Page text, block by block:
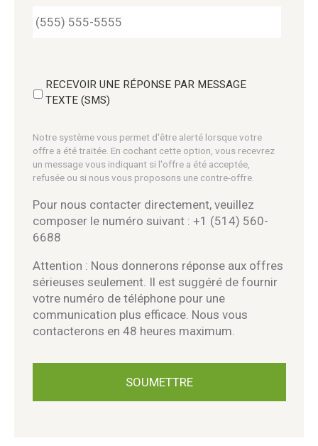
RECEVOIR UNE RÉPONSE PAR MESSAGE
TEXTE (SMS)
Notre système vous permet d'être alerté lorsque votre
offre a été traitée. En cochant cette option, vous recevrez
un message vous indiquant si l'offre a été acceptée,
refusée ou si nous vous proposons une contre-offre.
Pour nous contacter directement, veuillez
composer le numéro suivant : +1 (514) 560-
6688
Attention : Nous donnerons réponse aux offres
sérieuses seulement. Il est suggéré de fournir
votre numéro de téléphone pour une
communication plus efficace. Nous vous
contacterons en 48 heures maximum.